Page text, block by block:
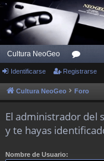
Cultura NeoGeo
or
os
Identificarse Registrarse
Cultura NeoGeo Foro
El administrador del
y te hayas
Nombre de Usuario: